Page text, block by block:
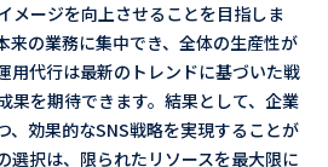
メージを向上させることを目指しま
来の業務に集中でき、全体の生産性が
用代行は最新のトレンドに基づいた戦
果を期待できます。結果として、企業
、効果的なSNS戦略を実現することが
選択は、限られたリソースを最大限に